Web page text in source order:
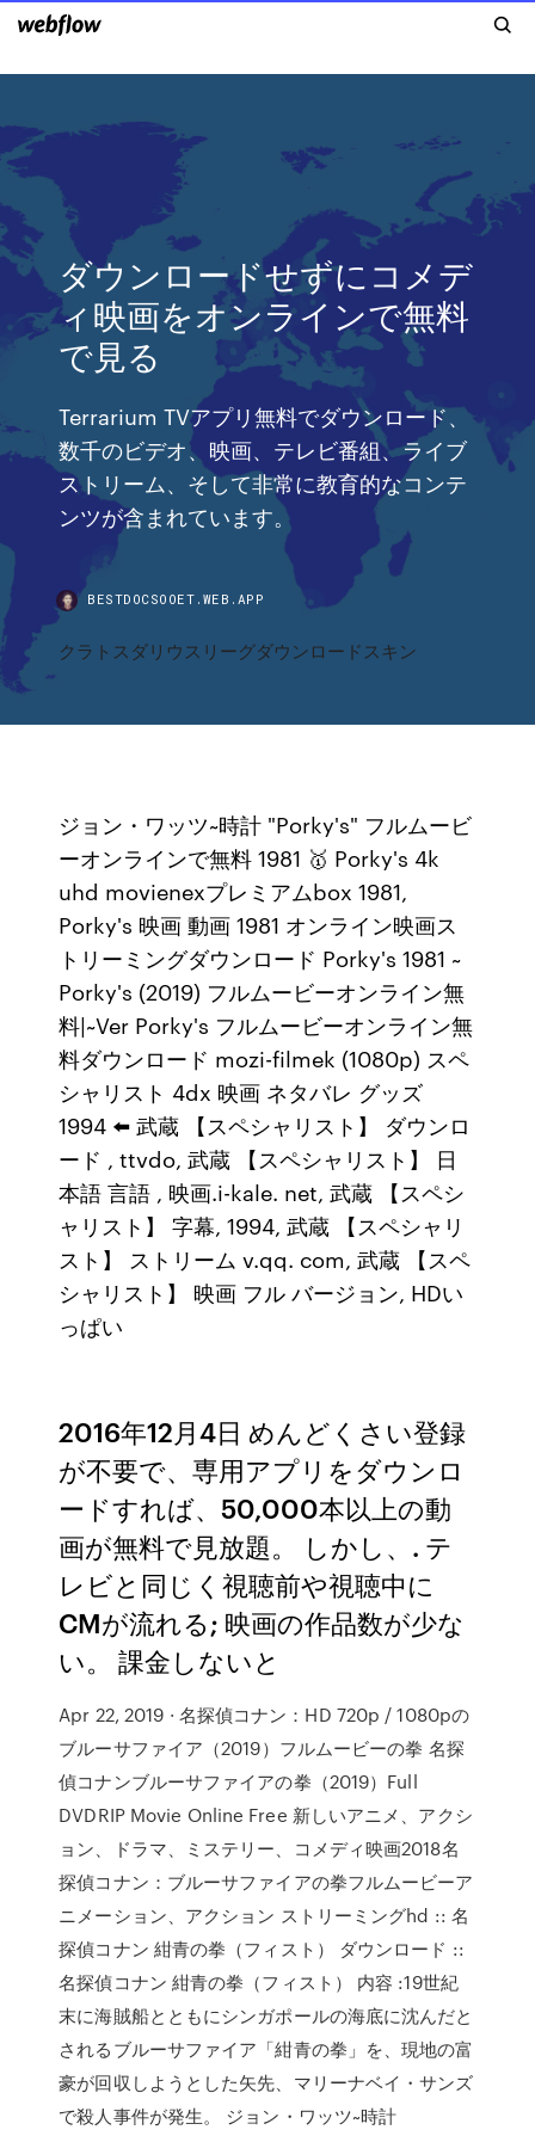
ダウンロードせずにコメデ
ィ映画をオンラインで無料
で見る
Terrarium TVアプリ無料でダウンロード、
数千のビデオ、映画、テレビ番組、ライブ
ストリーム、そして非常に教育的なコンテ
ンツが含まれています。
BESTDOCSOOET.WEB.APP
クラトスダリウスリーグダウンロードスキン
ジョン・ワッツ~時計 "Porky's" フルムービ
ーオンラインで無料 1981 🥇 Porky's 4k
uhd movienexプレミアムbox 1981,
Porky's 映画 動画 1981 オンライン映画ス
トリーミングダウンロード Porky's 1981 ~
Porky's (2019) フルムービーオンライン無
料|~Ver Porky's フルムービーオンライン無
料ダウンロード mozi-filmek (1080p) スペ
シャリスト 4dx 映画 ネタバレ グッズ
1994 ⬅️ 武蔵 【スペシャリスト】 ダウンロ
ード , ttvdo, 武蔵 【スペシャリスト】 日
本語 言語 , 映画.i-kale. net, 武蔵 【スペシ
ャリスト】 字幕, 1994, 武蔵 【スペシャリ
スト】 ストリーム v.qq. com, 武蔵 【スペ
シャリスト】 映画 フル バージョン, HDい
っぱい
2016年12月4日 めんどくさい登録
が不要で、専用アプリをダウンロ
ードすれば、50,000本以上の動
画が無料で見放題。 しかし、. テ
レビと同じく視聴前や視聴中に
CMが流れる; 映画の作品数が少な
い。 課金しないと
Apr 22, 2019 · 名探偵コナン：HD 720p / 1080pの
ブルーサファイア（2019）フルムービーの拳 名探
偵コナンブルーサファイアの拳（2019）Full
DVDRIP Movie Online Free 新しいアニメ、アクシ
ョン、ドラマ、ミステリー、コメディ映画2018名
探偵コナン：ブルーサファイアの拳フルムービーア
ニメーション、アクション ストリーミングhd :: 名
探偵コナン 紺青の拳（フィスト） ダウンロード ::
名探偵コナン 紺青の拳（フィスト） 内容 :19世紀
末に海賊船とともにシンガポールの海底に沈んだと
されるブルーサファイア「紺青の拳」を、現地の富
豪が回収しようとした矢先、マリーナベイ・サンズ
で殺人事件が発生。 ジョン・ワッツ~時計